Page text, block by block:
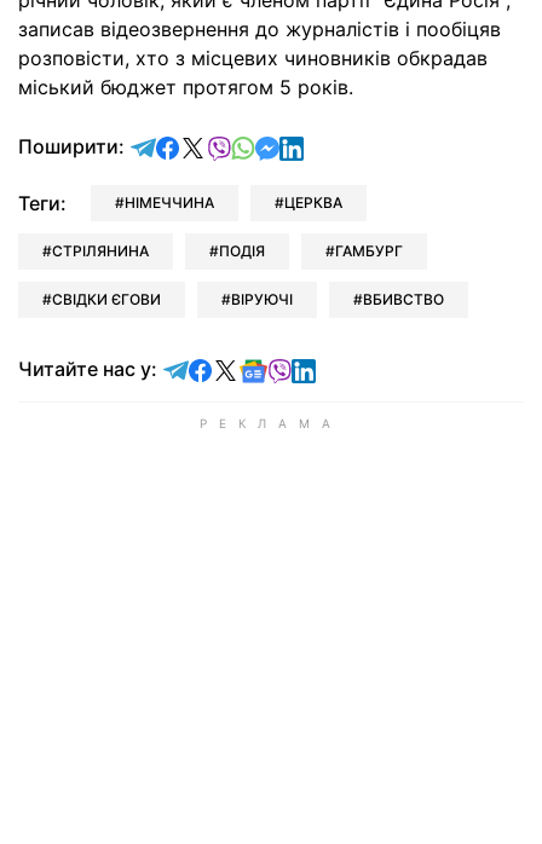
записав відеозвернення до журналістів і пообіцяв
розповісти, хто з місцевих чиновників обкрадав
міський бюджет протягом 5 років.
Поширити: відправити у Telegram
поділитись у Facebook
поділитись у X
відправити у Viber
відправити у Whatsapp
відправити у Messenger
відправити у LinkedIn
Теги: НІМЕЧЧИНА ЦЕРКВА
СТРІЛЯНИНА ПОДІЯ ГАМБУРГ
СВІДКИ ЄГОВИ ВІРУЮЧІ ВБИВСТВО
Читайте нас у: Читайте у Telegram
Читайте у Facebook
Читайте у X
Читайте у Google news
Читайте у Viber
Читайте у LinkedIn